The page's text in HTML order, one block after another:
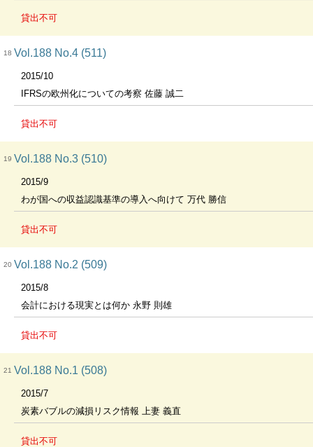
貸出不可
18 Vol.188 No.4 (511)
2015/10
IFRSの欧州化についての考察 佐藤 誠二
貸出不可
19 Vol.188 No.3 (510)
2015/9
わが国への収益認識基準の導入へ向けて 万代 勝信
貸出不可
20 Vol.188 No.2 (509)
2015/8
会計における現実とは何か 永野 則雄
貸出不可
21 Vol.188 No.1 (508)
2015/7
炭素バブルの減損リスク情報 上妻 義直
貸出不可